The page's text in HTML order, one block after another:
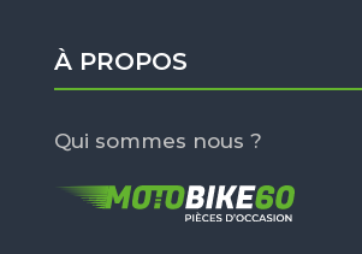
À PROPOS
Qui sommes nous ?